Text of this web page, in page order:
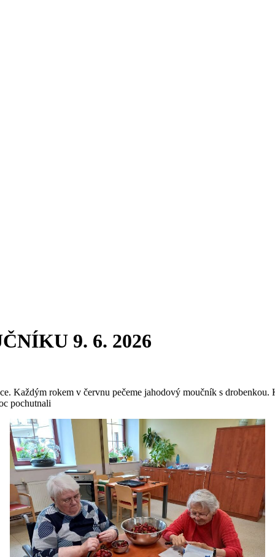
9. 6. 2026
Každým rokem v červnu pečeme jahodový moučník s
pochutnali